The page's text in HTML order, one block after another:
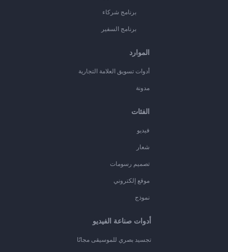
برنامج شركاء
برنامج السفير
الموارد
أدوات تسويق العلامة التجارية
مدونة
الفئات
فيديو
شعار
تصميم رسومات
موقع إلكتروني
نموذج
أدوات صناعة الفيديو
تجسيد بصري للموسيقى مجانًا